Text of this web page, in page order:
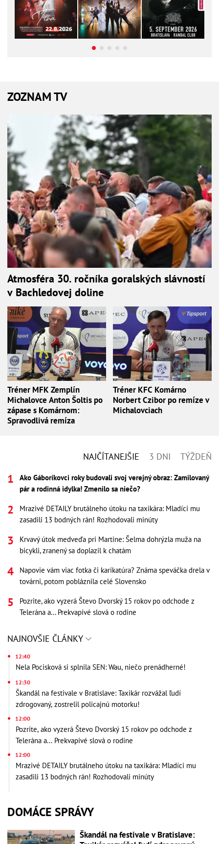
ZOZNAM TV
Atmosféra 30. ročníka goralských slávností
v Bachledovej doline
Tréner MFK Zemplín
Michalovce Anton Šoltis po
zápase s Komárnom:
Spravodlivá remíza
Tréner KFC Komárno
Norbert Czibor po remíze v
Michalovciach
NAJČÍTANEJŠIE 3 DNI TÝŽDEŇ
Ako Gáboríkovci roky budovali svoj verejný obraz: Zamilovaný
pár a rodinná idylka! Zmenilo sa niečo?
Mrazivé DETAILY brutálneho útoku na taxikára: Mladíci mu
zasadili 13 bodných rán! Rozhodovali minúty
Krvavý útok medveďa pri Martine: Šelma dohrýzla muža na
bicykli, zranený sa doplazil k chatám
Napovie vám viac fotka či karikatúra? Známa speváčka drela v
továrni, potom pobláznila celé Slovensko
Pozrite, ako vyzerá Števo Dvorský 15 rokov po odchode z
Telerána a... Prekvapivé slová o rodine
NAJNOVŠIE ČLÁNKY
12:40
Nela Pocisková si splnila SEN: Wau, niečo prenádherné!
12:30
Škandál na festivale v Bratislave: Taxikár rozvážal ľudí
zdrogovaný, zostrelil policajnú motorku!
12:00
Pozrite, ako vyzerá Števo Dvorský 15 rokov po odchode z
Telerána a... Prekvapivé slová o rodine
12:00
Mrazivé DETAILY brutálneho útoku na taxikára: Mladíci mu
zasadili 13 bodných rán! Rozhodovali minúty
DOMÁCE SPRÁVY
Škandál na festivale v Bratislave: